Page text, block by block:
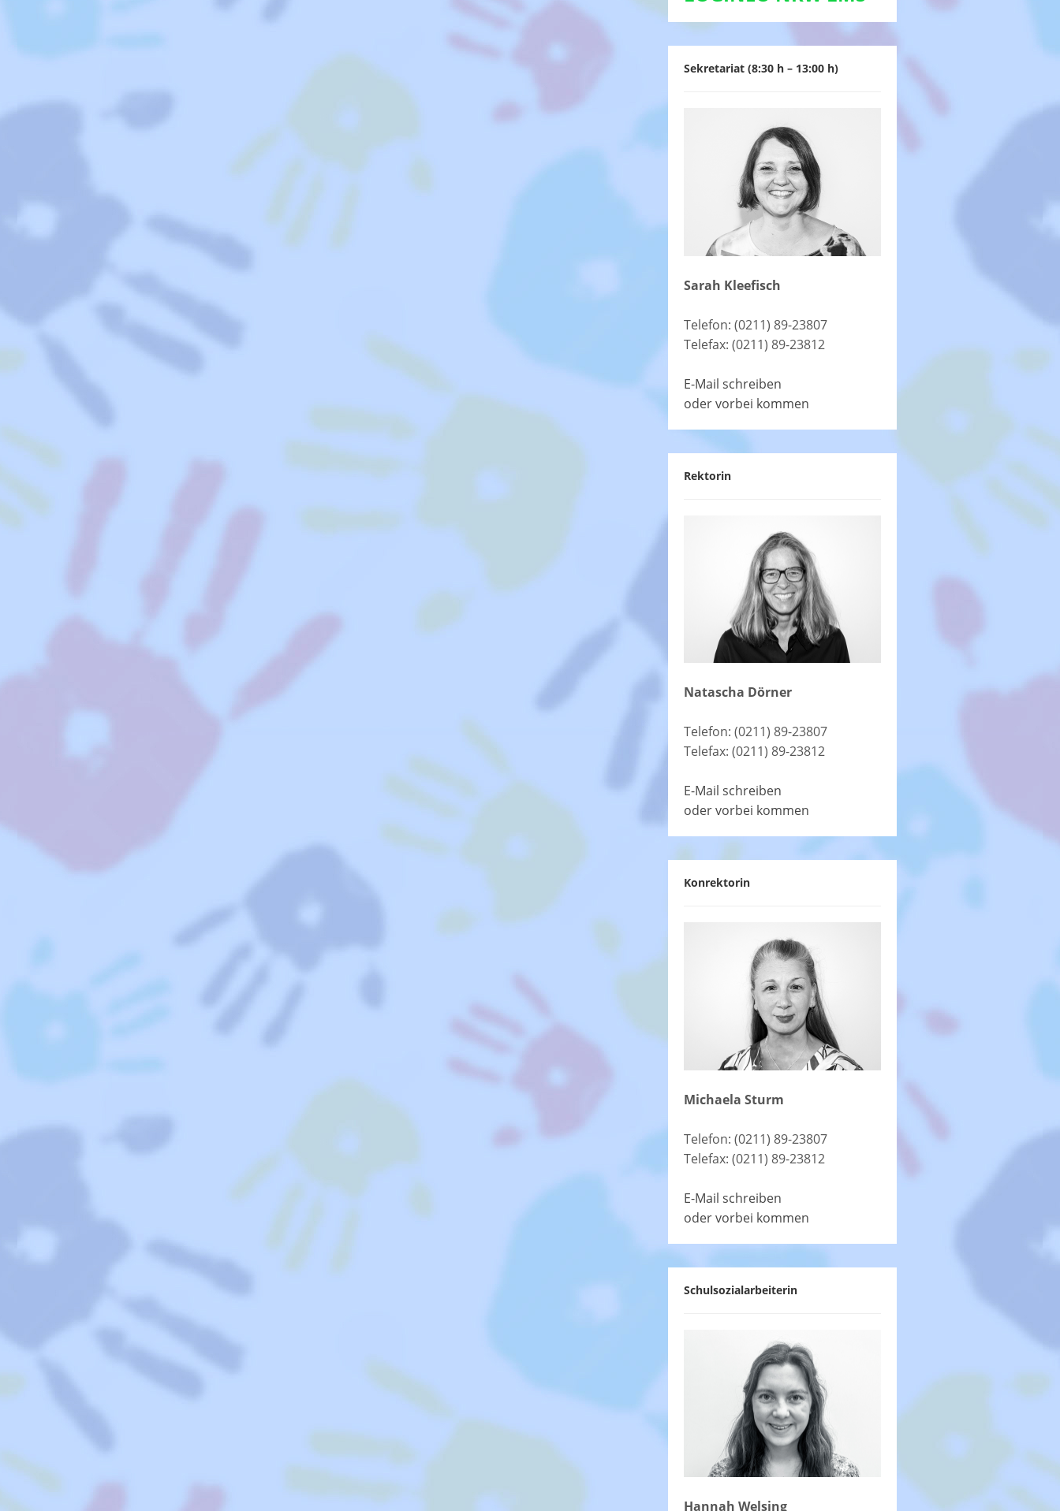
Sekretariat (8:30 h – 13:00 h)
Sarah Kleefisch
Telefon: (0211) 89-23807
Telefax: (0211) 89-23812
E-Mail schreiben
oder vorbei kommen
Rektorin
Natascha Dörner
Telefon: (0211) 89-23807
Telefax: (0211) 89-23812
E-Mail schreiben
oder vorbei kommen
Konrektorin
Michaela Sturm
Telefon: (0211) 89-23807
Telefax: (0211) 89-23812
E-Mail schreiben
oder vorbei kommen
Schulsozialarbeiterin
Hannah Welsing